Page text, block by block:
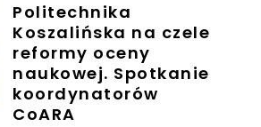
Politechnika
Koszalińska na czele
reformy oceny
naukowej. Spotkanie
koordynatorów
CoARA